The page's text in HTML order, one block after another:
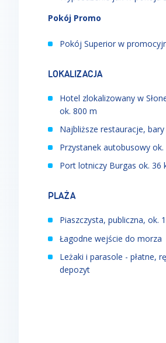
Pokój Promo
Pokój Superior w
LOKALIZACJA
Hotel zlokalizowany w
ok. 800 m
Najbliższe restauracje,
Przystanek autobusowy ok.
Port lotniczy Burgas ok. 36
PLAŻA
Piaszczysta, publiczna, ok.
Łagodne wejście do morza
Leżaki i parasole - płatne,
depozyt